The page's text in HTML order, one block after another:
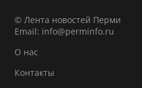
© Лента новостей Перми
Email: info@perminfo.ru
О нас
Контакты